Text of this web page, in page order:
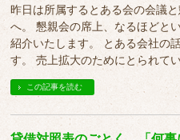
昨日は所属するとある会の会議
へ。 懇親会の席上、なるほどと
紹介いたします。 とある会社の
す。 売上拡大のためにとられて
この記事を読む